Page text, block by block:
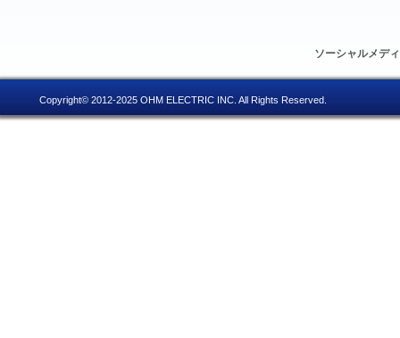
ソーシャルメデ
Copyright© 2012-2025 OHM ELECTRIC INC. All Rights Reserved.